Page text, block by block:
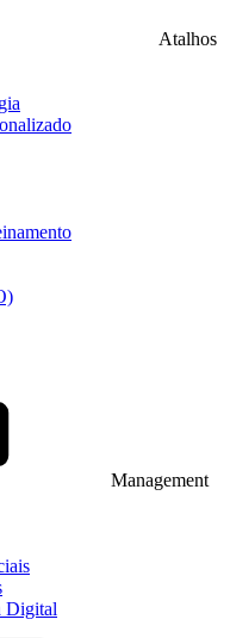
Atalhos
Management
Digital